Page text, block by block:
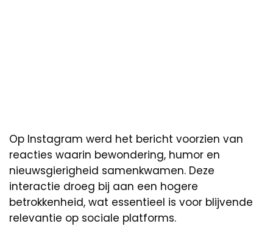
Op Instagram werd het bericht voorzien van
reacties waarin bewondering, humor en
nieuwsgierigheid samenkwamen. Deze
interactie droeg bij aan een hogere
betrokkenheid, wat essentieel is voor blijvende
relevantie op sociale platforms.